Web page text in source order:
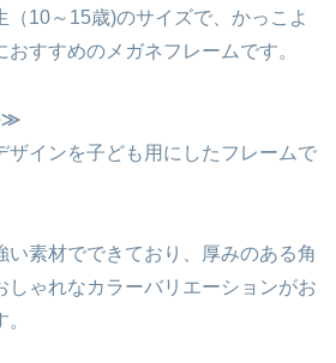
（10～15歳)のサイズで、かっこよ
おすすめのメガネフレームです。
ザインを子ども用にしたフレームで
い素材でできており、厚みのある角
しゃれなカラーバリエーションがお